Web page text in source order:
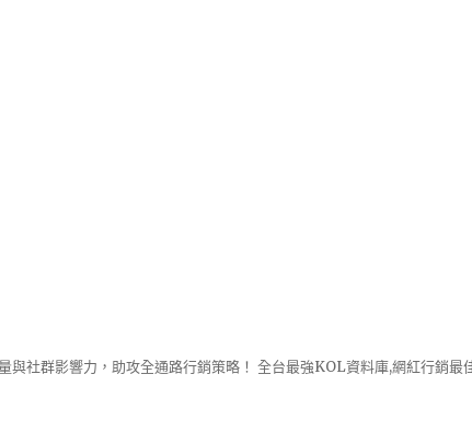
與社群影響力，助攻全通路行銷策略！ 全台最強KOL資料庫,網紅行銷最